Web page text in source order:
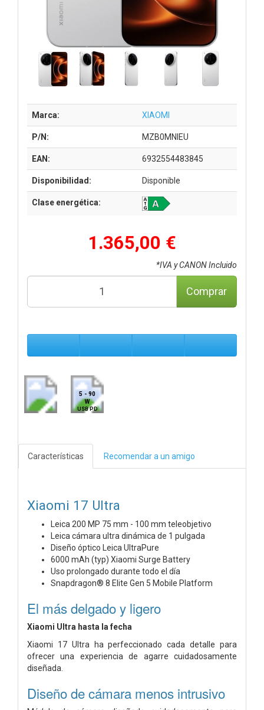
Marca: XIAOMI
P/N: MZB0MNIEU
EAN: 6932554483845
Disponibilidad: Disponible
Clase energética:
1.365,00 €
*IVA y CANON Incluido
Comprar
5 - 90
W
USB PD
Características Recomendar a un amigo
Xiaomi 17 Ultra
Leica 200 MP 75 mm - 100 mm teleobjetivo
Leica cámara ultra dinámica de 1 pulgada
Diseño óptico Leica UltraPure
6000 mAh (typ) Xiaomi Surge Battery
Uso prolongado durante todo el día
Snapdragon® 8 Elite Gen 5 Mobile Platform
El más delgado y ligero
Xiaomi Ultra hasta la fecha
Xiaomi 17 Ultra ha perfeccionado cada detalle para
ofrecer una experiencia de agarre cuidadosamente
diseñada.
Diseño de cámara menos intrusivo